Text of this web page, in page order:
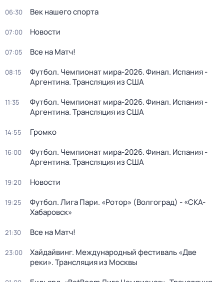
06:30 Век нашего спорта
07:00 Новости
07:05 Все на Матч!
08:15
Футбол. Чемпионат мира-2026. Финал. Испания -
Аргентина. Трансляция из США
11:35
Футбол. Чемпионат мира-2026. Финал. Испания -
Аргентина. Трансляция из США
14:55 Громко
16:00
Футбол. Чемпионат мира-2026. Финал. Испания -
Аргентина. Трансляция из США
19:20 Новости
19:25
Футбол. Лига Пари. «Ротор» (Волгоград) - «СКА-
Хабаровск»
21:30 Все на Матч!
23:00
Хайдайвинг. Международный фестиваль «Две
реки». Трансляция из Москвы